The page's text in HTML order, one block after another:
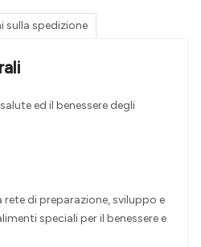
sulla spedizione
ed il benessere degli
rete di preparazione, sviluppo e
speciali per il benessere e